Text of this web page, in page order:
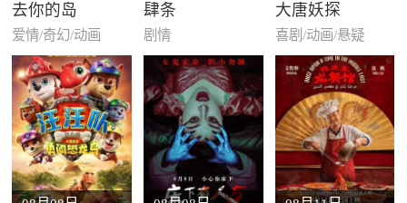
去你的岛
爱情/奇幻/动画
肆条
剧情
大唐妖探
喜剧/动画/悬疑